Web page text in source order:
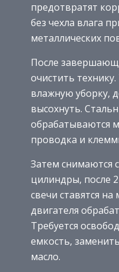
предотвратят
без чехла влага
металлических
После
очистить
влажную уборку,
высохнуть.
обрабатываются
проводка и
Затем снимаются
цилиндры, после
свечи ставятся
двигателя
Требуется
емкость,
масло.